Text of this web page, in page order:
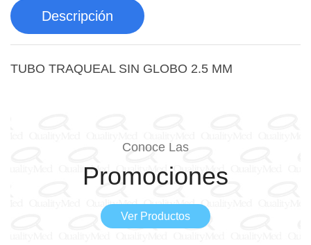
Descripción
TUBO TRAQUEAL SIN GLOBO 2.5 MM
Conoce Las
Promociones
Ver Productos